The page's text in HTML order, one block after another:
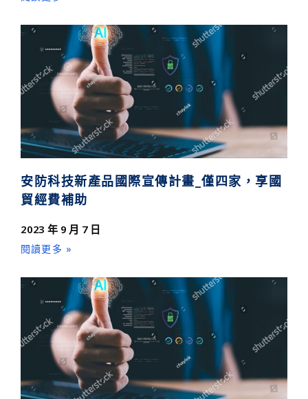
安防科技新產品國際宣傳計畫_僅四家，享國
貿經費補助
2023 年 9 月 7 日
閱讀更多 »